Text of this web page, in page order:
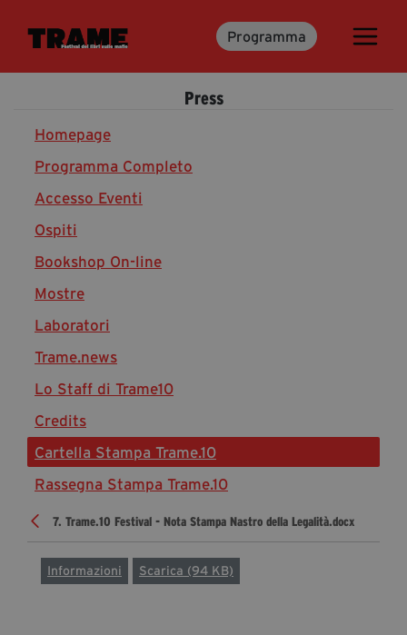
Programma
Trame.15
Libri
Media & Press
News & Kit
Accrediti Stampa
Cartella Stampa
Rassegna Stampa
Partecipa
Diventa Partner
Dona
Fondazione Trame
Chi Siamo
Press
7. Trame.10 Festival - Nota Stampa Nastro della Legalità.docx
Informazioni Scarica (94 KB)
Homepage
Programma Completo
Accesso Eventi
Ospiti
Bookshop On-line
Mostre
Laboratori
Trame.news
Lo Staff di Trame10
Credits
Cartella Stampa Trame.10
Rassegna Stampa Trame.10